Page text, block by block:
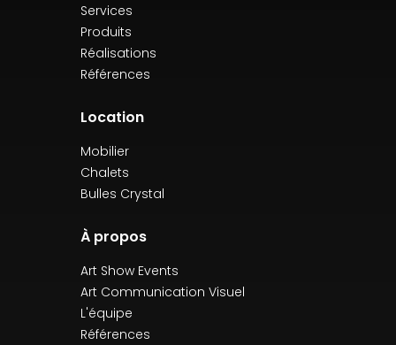
Services
Produits
Réalisations
Références
Location
Mobilier
Chalets
Bulles Crystal
À propos
Art Show Events
Art Communication Visuel
L'équipe
Références